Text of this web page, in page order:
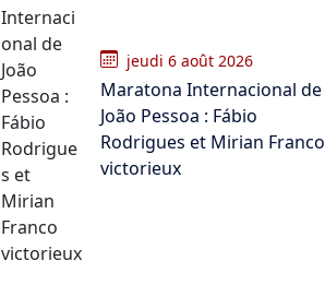
jeudi 6 août 2026
Maratona Internacional de
João Pessoa : Fábio
Rodrigues et Mirian Franco
victorieux